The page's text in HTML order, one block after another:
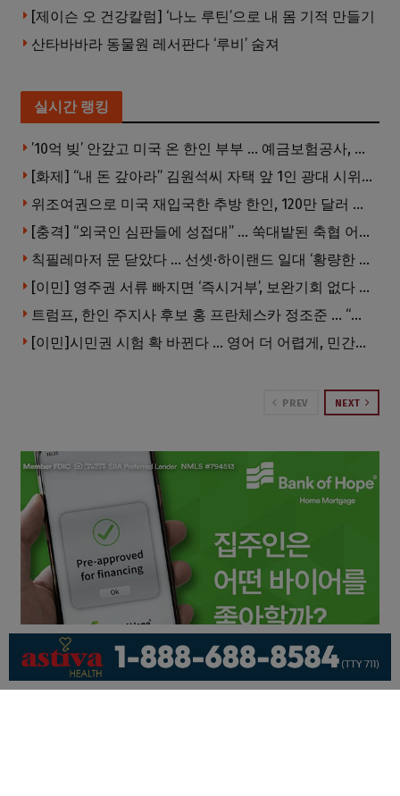
[제이슨 오 건강칼럼] ‘나노 루틴’으로 내 몸 기적 만들기
산타바바라 동물원 레서판다 ‘루비’ 숨져
실시간 랭킹
’10억 빚’ 안갚고 미국 온 한인 부부 … 예금보험공사, 미국서 소송
[화제] “내 돈 갚아라” 김원석씨 자택 앞 1인 광대 시위 … 한인 투자사, “108만 달러 못받아”
위조여권으로 미국 재입국한 추방 한인, 120만 달러 은행 사기 행각
[충격] “외국인 심판들에 성접대” … 쑥대밭된 축협 어디까지 추락하나
칙필레마저 문 닫았다 … 선셋·하이랜드 일대 ‘황량한 거리’로
[이민] 영주권 서류 빠지면 ‘즉시거부’, 보완기회 없다 … 이민심사 8월부터 확 바뀐다
트럼프, 한인 주지사 후보 홍 프란체스카 정조준 … “미치광이다”
[이민]시민권 시험 확 바뀐다 … 영어 더 어렵게, 민간시험 도입 추진
PREV NEXT